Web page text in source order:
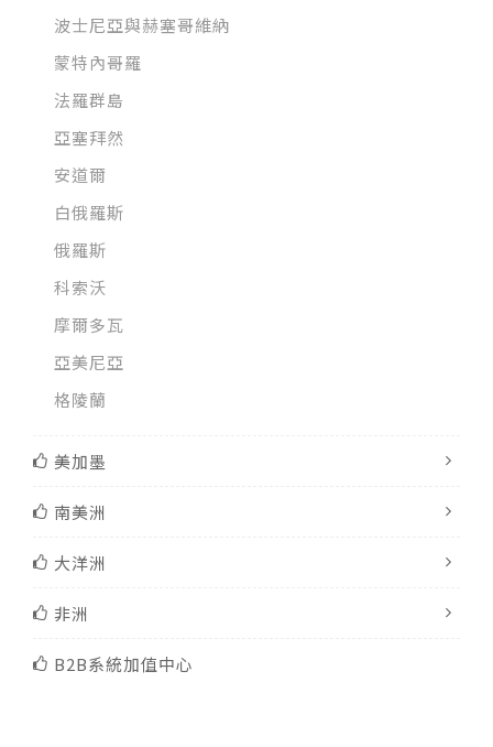
波士尼亞與赫塞哥維納
蒙特內哥羅
法羅群島
亞塞拜然
安道爾
白俄羅斯
俄羅斯
科索沃
摩爾多瓦
亞美尼亞
格陵蘭
美加墨
南美洲
大洋洲
非洲
B2B系統加值中心